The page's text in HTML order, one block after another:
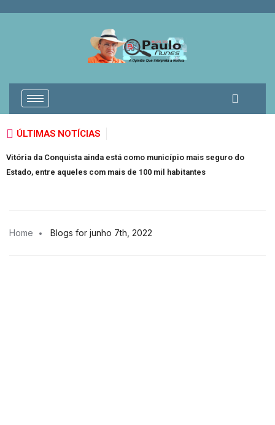
ÚLTIMAS NOTÍCIAS
Vitória da Conquista ainda está como município mais seguro do
Estado, entre aqueles com mais de 100 mil habitantes
Home Blogs for junho 7th, 2022